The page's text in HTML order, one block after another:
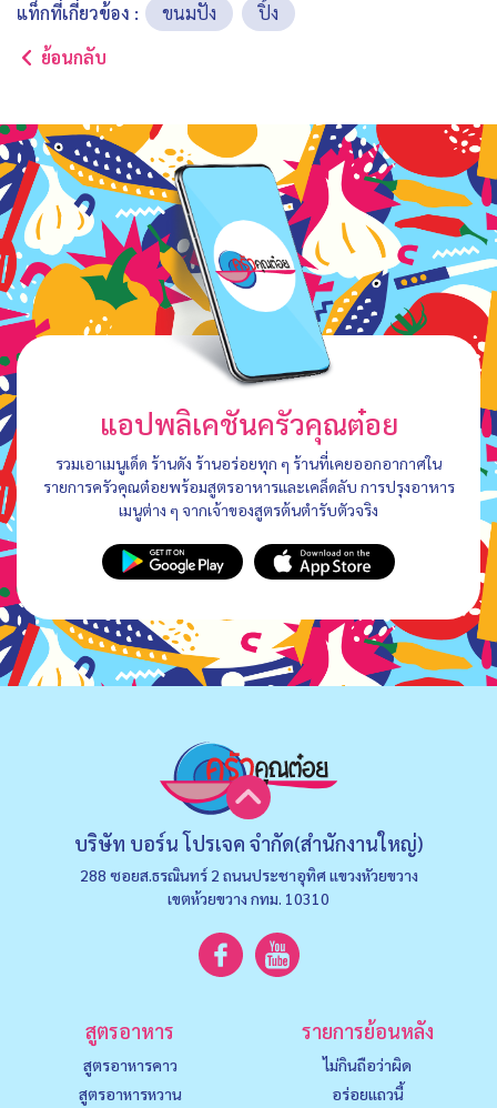
แท็กที่เกี่ยวข้อง : ขนมปัง
ปิ้ง
ย้อนกลับ
แอปพลิเคชันครัวคุณต๋อย
รวมเอาเมนูเด็ด ร้านดัง ร้านอร่อยทุก ๆ ร้านที่เคยออกอากาศใน
รายการครัวคุณต๋อยพร้อมสูตรอาหารและเคล็ดลับ การปรุงอาหาร
เมนูต่าง ๆ จากเจ้าของสูตรต้นตำรับตัวจริง
บริษัท บอร์น โปรเจค จำกัด(สำนักงานใหญ่)
288 ซอยส.ธรณินทร์ 2 ถนนประชาอุทิศ แขวงหัวยขวาง
เขตห้วยขวาง กทม. 10310
สูตรอาหาร
สูตรอาหารคาว
สูตรอาหารหวาน
รายการย้อนหลัง
ไม่กินถือว่าผิด
อร่อยแถวนี้